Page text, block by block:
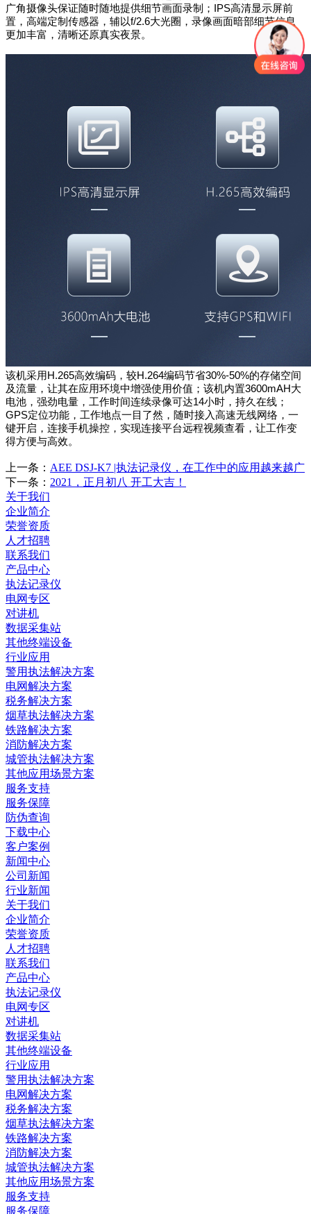
广角摄像头保证随时随地提供细节画面录制；IPS高清显示屏前
置，高端定制传感器，辅以f/2.6大光圈，录像画面暗部细节信息
更加丰富，清晰还原真实夜景。
该机采用H.265高效编码， 较H.264编码节省30%-50%的存储空间
及流量 ，让其在应用环境中增强使用价值；该机内置3600mAH大
电池，强劲电量，工作时间连续录像可达14小时，持久在线；
GPS定位功能，工作地点一目了然，随时接入高速无线网络，一
键开启，连接手机操控，实现连接平台远程视频查看，让工作变
得方便与高效。
上一条： AEE DSJ-K7 |执法记录仪，在工作中的应用越来越广
下一条： 2021，正月初八 开工大吉！
关于我们
企业简介
荣誉资质
人才招聘
联系我们
产品中心
执法记录仪
电网专区
对讲机
数据采集站
其他终端设备
行业应用
警用执法解决方案
电网解决方案
税务解决方案
烟草执法解决方案
铁路解决方案
消防解决方案
城管执法解决方案
其他应用场景方案
服务支持
服务保障
防伪查询
下载中心
客户案例
新闻中心
公司新闻
行业新闻
关于我们
企业简介
荣誉资质
人才招聘
联系我们
产品中心
执法记录仪
电网专区
对讲机
数据采集站
其他终端设备
行业应用
警用执法解决方案
电网解决方案
税务解决方案
烟草执法解决方案
铁路解决方案
消防解决方案
城管执法解决方案
其他应用场景方案
服务支持
服务保障